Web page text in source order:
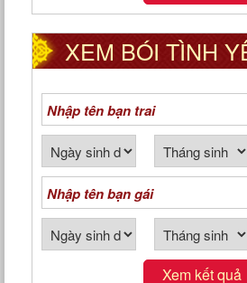
XEM BÓI TÌNH
NGÀY THÁNG
Xem kết quả